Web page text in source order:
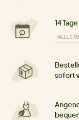
14
ALLES
sofort